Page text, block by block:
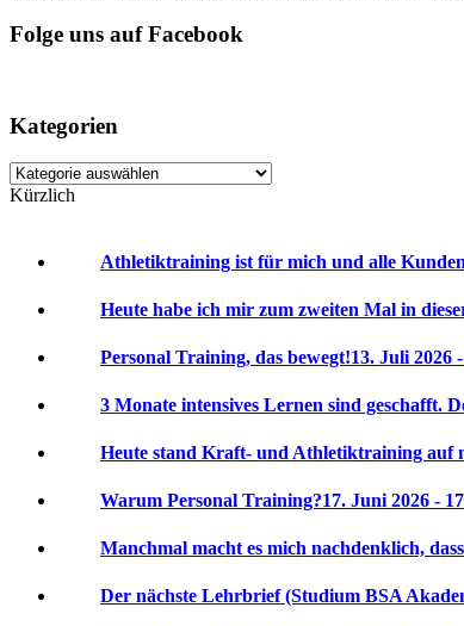
Folge uns auf Facebook
Kategorien
Kategorien
Kürzlich
Athletiktraining ist für mich und alle
Heute habe ich mir zum zweiten Mal in
Personal Training, das bewegt!13. Juli 2026
3 Monate intensives Lernen sind geschafft.
Heute stand Kraft- und Athletiktraining auf
Warum Personal Training?17. Juni 2026 -
Manchmal macht es mich nachdenklich,
Der nächste Lehrbrief (Studium BSA